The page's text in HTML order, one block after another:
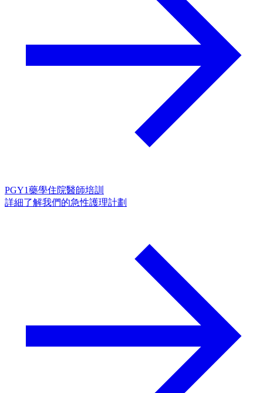
PGY1藥學住院醫師培訓
詳細了解我們的急性護理計劃